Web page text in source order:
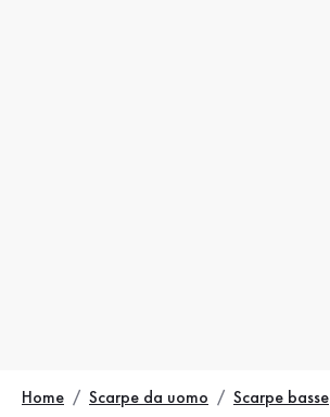
Home Scarpe da uomo Scarpe basse